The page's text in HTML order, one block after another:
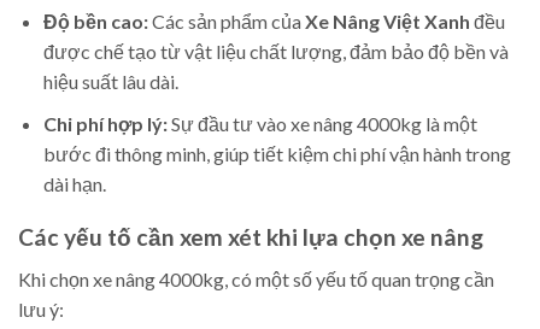
Độ bền cao:Các sản phẩm củaXe Nâng Việt Xanh đều
được chế tạo từ vật liệu chất lượng, đảm bảo độ bền và
hiệu suất lâu dài.
Chi phí hợp lý:Sự đầu tư vào xe nâng 4000kg là một
bước đi thông minh, giúp tiết kiệm chi phí vận hành trong
dài hạn.
Các yếu tố cần xem xét khi lựa chọn xe nâng
Khi chọn xe nâng 4000kg, có một số yếu tố quan trọng cần
lưu ý: